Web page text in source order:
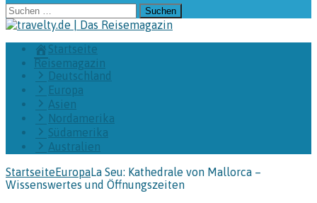
Suchen
nach:
Startseite
Reisemagazin
Deutschland
Europa
Asien
Nordamerika
Südamerika
Australien
StartseiteEuropaLa Seu: Kathedrale von Mallorca –
Wissenswertes und Öffnungszeiten